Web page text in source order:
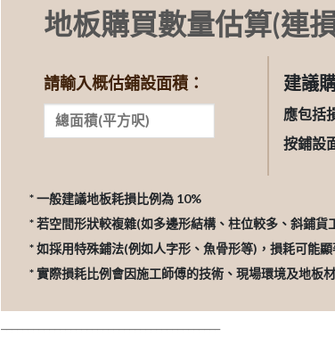
地板購買數量估算(連
請輸入概估鋪設面積： 建議
應包括
按鋪設
* 一般建議地板耗損比例為 10%
* 若空間形狀較複雜(如多邊形結構、柱位較多、斜鋪
* 如採用特殊鋪法(例如人字形、魚骨形等)，損耗可能
* 實際損耗比例會因施工師傅的技術、現場環境及地板